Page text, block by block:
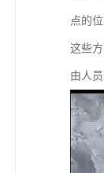
点的位
这些
由人员